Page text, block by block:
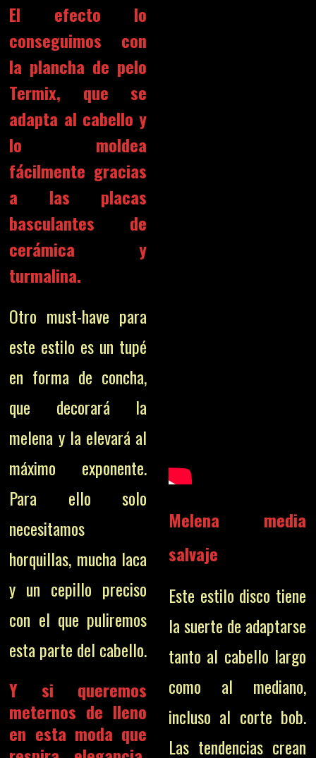
El efecto lo
conseguimos con
la plancha de pelo
Termix, que se
adapta al cabello y
lo moldea
fácilmente gracias
a las placas
basculantes de
cerámica y
turmalina.
Otro must-have para
este estilo es un tupé
en forma de concha,
que decorará la
melena y la elevará al
máximo exponente.
Para ello solo
necesitamos
horquillas, mucha laca
y un cepillo preciso
con el que puliremos
esta parte del cabello.
Y si queremos
meternos de lleno
en esta moda que
Melena media
salvaje
Este estilo disco tiene
la suerte de adaptarse
tanto al cabello largo
como al mediano,
incluso al corte bob.
Las tendencias crean